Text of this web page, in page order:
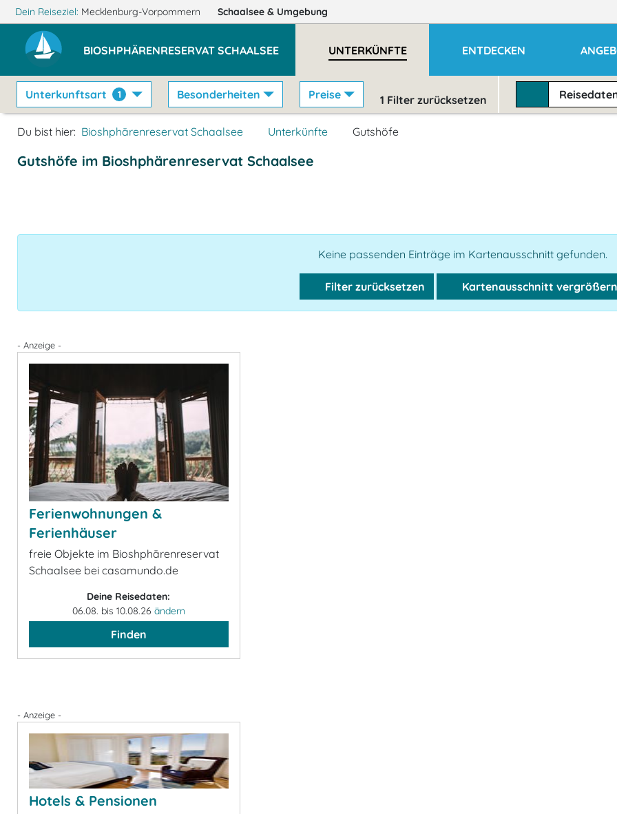
Dein Reiseziel: Mecklenburg-Vorpommern Schaalsee & Umgebung
BIOSHPHÄRENRESERVAT SCHAALSEE UNTERKÜNFTE ENTDECKEN
Unterkunftsart 1 Besonderheiten Preise 1 Filter zurücksetzen
Du bist hier: Bioshphärenreservat Schaalsee Unterkünfte Gutshöfe
Gutshöfe im Bioshphärenreservat Schaalsee
Keine passenden Einträge im Kartenausschnitt gefunden.
Filter zurücksetzen Kartenausschnitt vergrößern
- Anzeige -
Ferienwohnungen &
Ferienhäuser
freie Objekte im Bioshphärenreservat
Schaalsee bei casamundo.de
Deine Reisedaten:
06.08. bis 10.08.26 ändern
Finden
- Anzeige -
Hotels & Pensionen